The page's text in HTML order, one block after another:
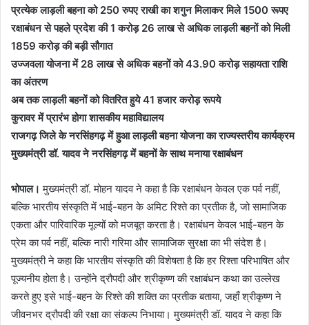
प्रत्येक लाड़ली बहना को 250 रुपए राखी का शगुन मिलाकर मिले 1500 रूपए
रक्षाबंधन से पहले प्रदेश की 1 करोड़ 26 लाख से अधिक लाड़ली बहनों को मिली
1859 करोड़ की बड़ी सौगात
उज्जवला योजना में 28 लाख से अधिक बहनों को 43.90 करोड़ सहायता राशि
का अंतरण
अब तक लाड़ली बहनों को वितरित हुये 41 हजार करोड़ रूपये
कुरावर में प्रारंभ होगा शासकीय महाविद्यालय
राजगढ़ जिले के नरसिंहगढ़ में हुआ लाड़ली बहना योजना का राज्यस्तरीय कार्यक्रम
मुख्यमंत्री डॉ. यादव ने नरसिंहगढ़ में बहनों के साथ मनाया रक्षाबंधन
भोपाल। मुख्यमंत्री डॉ. मोहन यादव ने कहा है कि रक्षाबंधन केवल एक पर्व नहीं,
बल्कि भारतीय संस्कृति में भाई-बहन के अमिट रिश्ते का प्रतीक है, जो सामाजिक
एकता और पारिवारिक मूल्यों को मजबूत करता है। रक्षाबंधन केवल भाई-बहन के
प्रेम का पर्व नहीं, बल्कि नारी गरिमा और सामाजिक सुरक्षा का भी संदेश है।
मुख्यमंत्री ने कहा कि भारतीय संस्कृति की विशेषता है कि हर रिश्ता परिभाषित और
पूज्यनीय होता है। उन्होंने द्रौपदी और श्रीकृष्ण की रक्षाबंधन कथा का उल्लेख
करते हुए इसे भाई-बहन के रिश्ते की शक्ति का प्रतीक बताया, जहाँ श्रीकृष्ण ने
जीवनभर द्रौपदी की रक्षा का संकल्प निभाया। मुख्यमंत्री डॉ. यादव ने कहा कि